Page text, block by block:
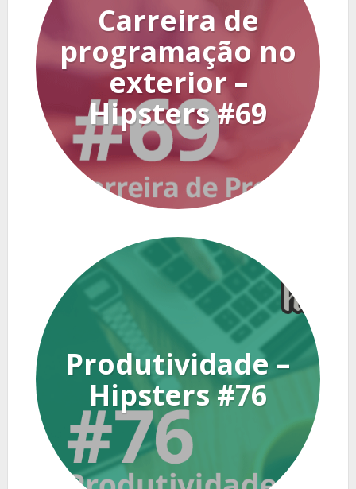
Carreira de
programação no
exterior –
Hipsters #69
Produtividade –
Hipsters #76